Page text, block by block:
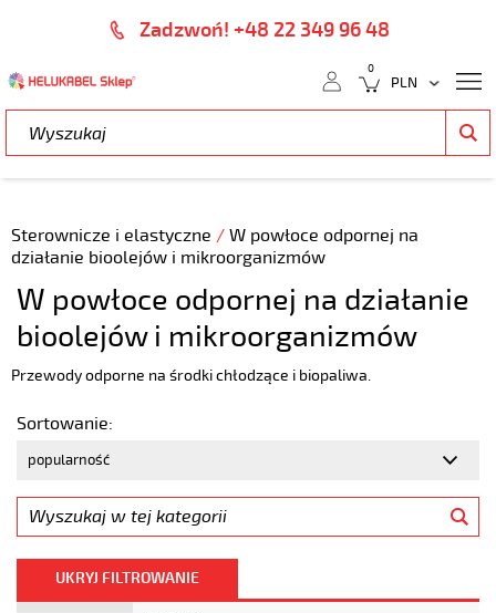
Zadzwoń! +48 22 349 96 48
0
Sterownicze i elastyczne / W powłoce odpornej na
działanie bioolejów i mikroorganizmów
W powłoce odpornej na działanie
bioolejów i mikroorganizmów
Przewody odporne na środki chłodzące i biopaliwa.
Sortowanie:
UKRYJ FILTROWANIE